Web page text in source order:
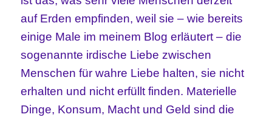
auf Erden empfinden, weil sie – wie bereits
einige Male im meinem Blog erläutert – die
sogenannte irdische Liebe zwischen
Menschen für wahre Liebe halten, sie nicht
erhalten und nicht erfüllt finden. Materielle
Dinge, Konsum, Macht und Geld sind die